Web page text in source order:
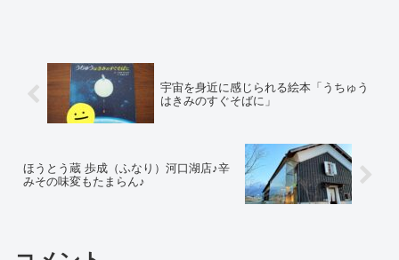
宇宙を身近に感じられる絵本「うちゅう
はきみのすぐそばに」
ほうとう蔵 歩成（ふなり）河口湖店♪辛
みその味変もたまらん♪